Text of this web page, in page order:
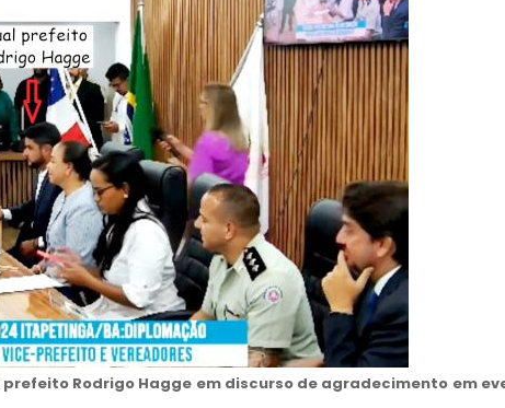
Rodrigo Hagge em discurso de agradecimento em